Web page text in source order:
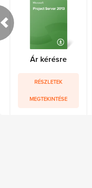
Ár kérésre
RÉSZLETEK
MEGTEKINTÉSE